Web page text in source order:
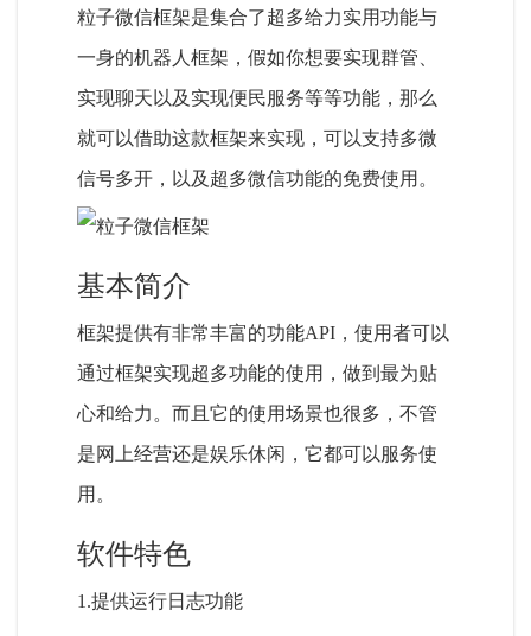
粒子微信框架是集合了超多给力实用功能与
一身的机器人框架，假如你想要实现群管、
实现聊天以及实现便民服务等等功能，那么
就可以借助这款框架来实现，可以支持多微
信号多开，以及超多微信功能的免费使用。
基本简介
框架提供有非常丰富的功能API，使用者可以
通过框架实现超多功能的使用，做到最为贴
心和给力。而且它的使用场景也很多，不管
是网上经营还是娱乐休闲，它都可以服务使
用。
软件特色
1.提供运行日志功能